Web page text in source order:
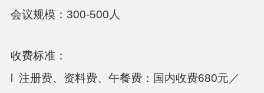
会议规模： 300-500 人
收费标准：
l 注册费、资料费、午餐费：国内收费680元／